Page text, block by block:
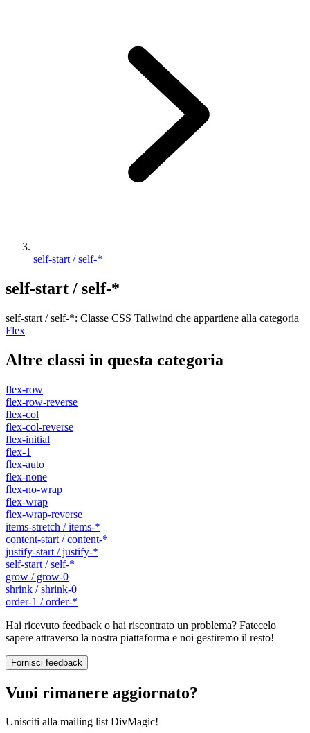
self-start / self-*
self-start / self-*
self-start / self-*: Classe CSS Tailwind che appartiene alla categoria
Flex
Altre classi in questa categoria
flex-row
flex-row-reverse
flex-col
flex-col-reverse
flex-initial
flex-1
flex-auto
flex-none
flex-no-wrap
flex-wrap
flex-wrap-reverse
items-stretch / items-*
content-start / content-*
justify-start / justify-*
self-start / self-*
grow / grow-0
shrink / shrink-0
order-1 / order-*
Hai ricevuto feedback o hai riscontrato un problema? Fatecelo
sapere attraverso la nostra piattaforma e noi gestiremo il resto!
Fornisci feedback
Vuoi rimanere aggiornato?
Unisciti alla mailing list DivMagic!